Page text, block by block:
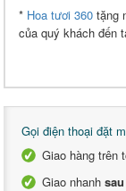
* Hoa tươi 360 tặng
của quý khách đến
Gọi điện thoại đặt
Giao hàng trên
Giao nhanh